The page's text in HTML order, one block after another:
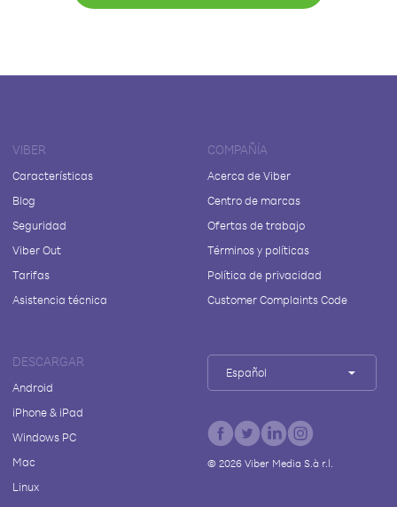
VIBER
Características
Blog
Seguridad
Viber Out
Tarifas
Asistencia técnica
COMPAÑÍA
Acerca de Viber
Centro de marcas
Ofertas de trabajo
Términos y políticas
Política de privacidad
Customer Complaints Code
DESCARGAR
Android
iPhone & iPad
Windows PC
Mac
Linux
Español
© 2026Viber Media S.à r.l.